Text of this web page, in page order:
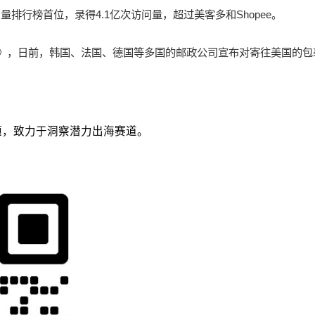
行榜首位，录得4.1亿次访问量，超过美客多和Shopee。
日前，韩国、法国、德国等多国的邮政公司宣布对寄往美国的包
致力于洞察潜力出海赛道。